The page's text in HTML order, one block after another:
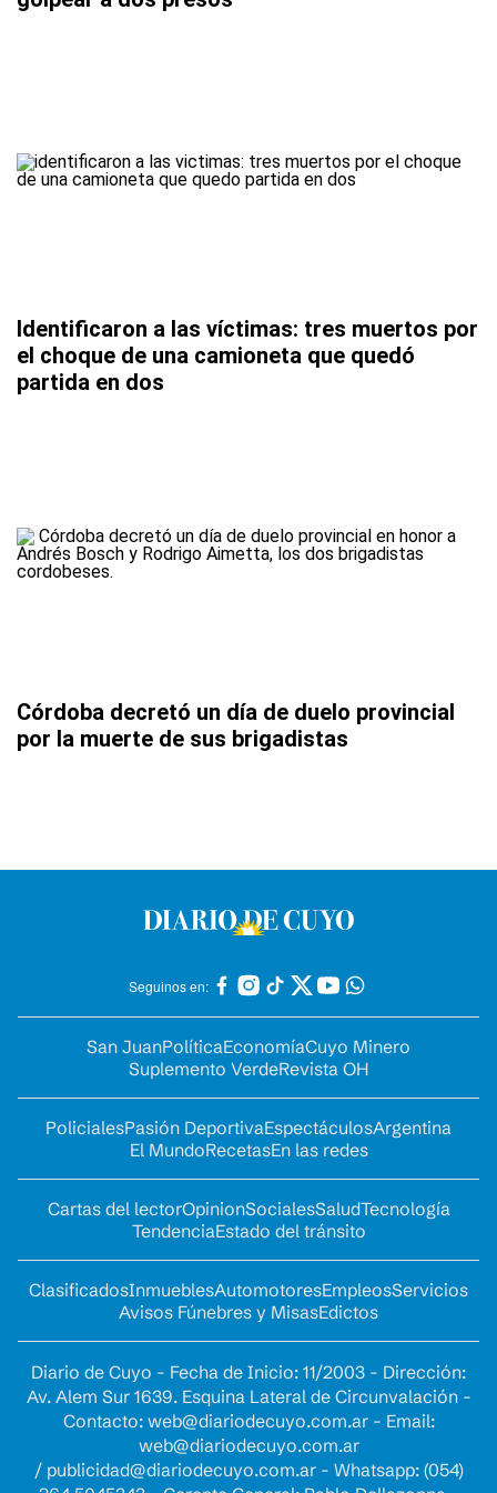
Identificaron a las víctimas: tres muertos por
el choque de una camioneta que quedó
partida en dos
Córdoba decretó un día de duelo provincial
por la muerte de sus brigadistas
Seguinos en:
San JuanPolíticaEconomíaCuyo Minero
Suplemento VerdeRevista OH
PolicialesPasión DeportivaEspectáculosArgentina
El MundoRecetasEn las redes
Cartas del lectorOpinionSocialesSaludTecnología
TendenciaEstado del tránsito
ClasificadosInmueblesAutomotoresEmpleosServicios
Avisos Fúnebres y MisasEdictos
Diario de Cuyo - Fecha de Inicio: 11/2003 - Dirección:
Av. Alem Sur 1639. Esquina Lateral de Circunvalación -
Contacto: web@diariodecuyo.com.ar- Email:
web@diariodecuyo.com.ar
/ publicidad@diariodecuyo.com.ar- Whatsapp: (054)